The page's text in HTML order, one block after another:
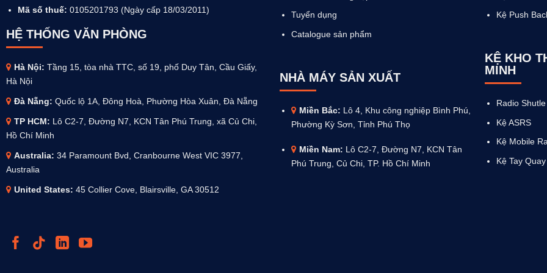
Mã số thuế: 0105201793 (Ngày cấp 18/03/2011)
HỆ THỐNG VĂN PHÒNG
Hà Nội: Tầng 15, tòa nhà TTC, số 19, phố Duy Tân, Cầu Giấy,
Hà Nội
Đà Nẵng: Quốc lộ 1A, Đông Hoà, Phường Hòa Xuân, Đà Nẵng
TP HCM: Lô C2-7, Đường N7, KCN Tân Phú Trung, xã Củ Chi,
Hồ Chí Minh
Australia: 34 Paramount Bvd, Cranbourne West VIC 3977,
Australia
United States: 45 Collier Cove, Blairsville, GA 30512
Tuyển dụng
Catalogue sản phẩm
NHÀ MÁY SẢN XUẤT
Miền Bắc: Lô 4, Khu công nghiệp Bình Phú,
Phường Kỳ Sơn, Tỉnh Phú Thọ
Miền Nam: Lô C2-7, Đường N7, KCN Tân
Phú Trung, Củ Chi, TP. Hồ Chí Minh
Kệ Push
KỆ KHO
MINH
Radio Shutle
Kệ ASRS
Kệ Mobile
Kệ Tay Quay